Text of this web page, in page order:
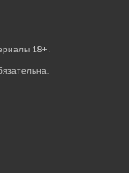
18+!